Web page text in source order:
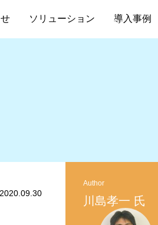
ソリューション 導入事例
Author
川島孝一 氏